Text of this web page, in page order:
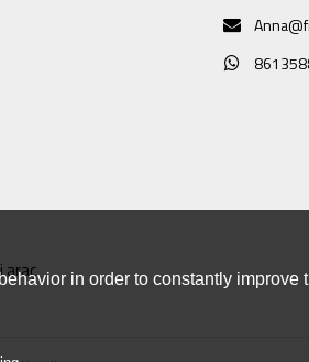
araç
in order to constantly improve